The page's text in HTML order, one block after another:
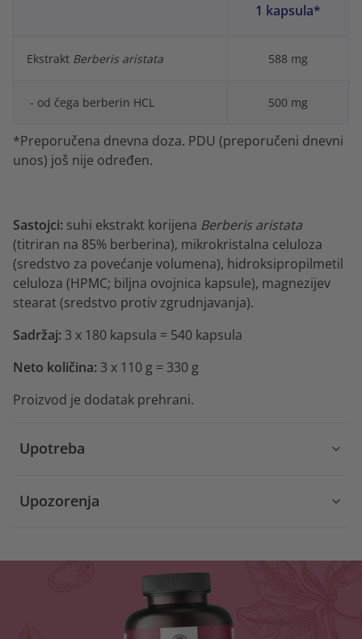
1 kapsula*
Ekstrakt Berberis aristata 588 mg
- od čega berberin HCL 500 mg
*Preporučena dnevna doza. PDU (preporučeni dnevni
unos) još nije određen.
Sastojci: suhi ekstrakt korijena Berberis aristata
(titriran na 85% berberina), mikrokristalna celuloza
(sredstvo za povećanje volumena), hidroksipropilmetil
celuloza (HPMC; biljna ovojnica kapsule), magnezijev
stearat (sredstvo protiv zgrudnjavanja).
Sadržaj: 3 x 180 kapsula = 540 kapsula
Neto količina: 3 x 110 g = 330 g
Proizvod je dodatak prehrani.
Upotreba
Upozorenja